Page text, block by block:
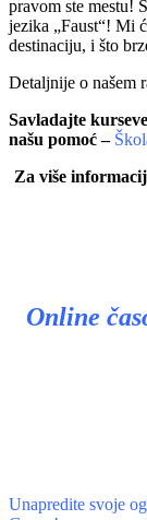
pravom ste mestu!
jezika „Faust“! Mi
destinaciju, i što
Detaljnije o našem
Savladajte
našu pomoć –
Za više
Online
Unapredite svoje